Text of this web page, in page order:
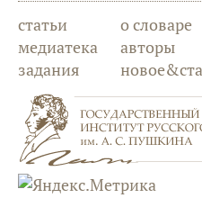
статьи
медиатека
задания
о словаре
авторы